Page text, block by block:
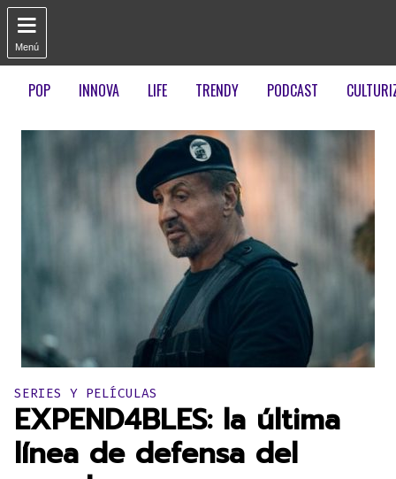

Menú
POP INNOVA LIFE TRENDY PODCAST
Publicado en:
SERIES Y PELÍCULAS
EXPEND4BLES: la última
línea de defensa del